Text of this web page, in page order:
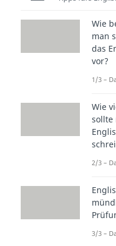
Das
Wie
man
das
vor?
1/3 –
Wie
sollte
2/3 –
3/3 –